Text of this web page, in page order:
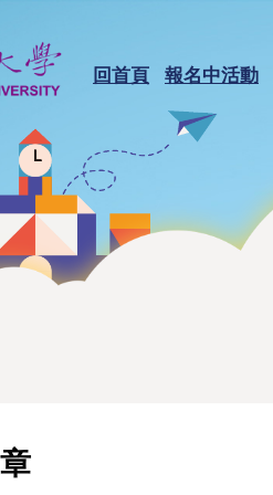
回首頁 報名中活動